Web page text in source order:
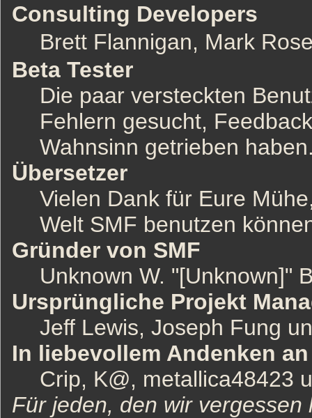
Consulting Developers
Brett Flannigan, Mark
Beta Tester
Die paar versteckten
Fehlern gesucht,
Wahnsinn getrieben
Übersetzer
Vielen Dank für Eure
Welt SMF benutzen
Gründer von SMF
Unknown W. "[Unknown]"
Ursprüngliche Projekt
Jeff Lewis, Joseph Fung
In liebevollem Andenken an
Crip, K@, metallica48423
Für jeden, den wir vergessen